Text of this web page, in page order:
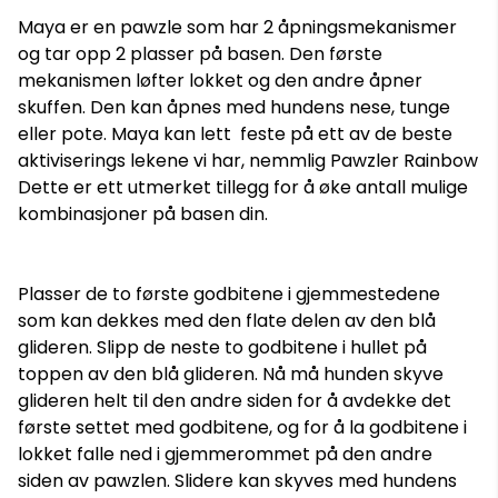
Maya er en pawzle som har 2 åpningsmekanismer
og tar opp 2 plasser på basen. Den første
mekanismen løfter lokket og den andre åpner
skuffen. Den kan åpnes med hundens nese, tunge
eller pote. Maya kan lett feste på ett av de beste
aktiviserings lekene vi har, nemmlig Pawzler Rainbow
Dette er ett utmerket tillegg for å øke antall mulige
kombinasjoner på basen din.
Plasser de to første godbitene i gjemmestedene
som kan dekkes med den flate delen av den blå
glideren. Slipp de neste to godbitene i hullet på
toppen av den blå glideren. Nå må hunden skyve
glideren helt til den andre siden for å avdekke det
første settet med godbitene, og for å la godbitene i
lokket falle ned i gjemmerommet på den andre
siden av pawzlen. Slidere kan skyves med hundens